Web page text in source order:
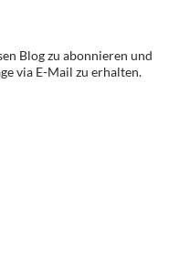
Blog zu abonnieren und
via E-Mail zu erhalten.